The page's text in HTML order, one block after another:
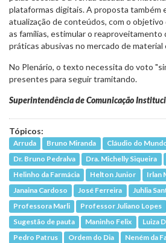
plataformas digitais. A proposta também
atualização de conteúdos, com o
as famílias, estimular o reaproveitamento
práticas abusivas no mercado de material
No Plenário, o texto necessita do voto
presentes para seguir tramitando.
Superintendência de Comunicação
Tópicos:
Arruda Bruno Miranda Cláudio do
Dr. Bruno Pedralva
Dra. Michelly Siqueira
Helinho da Farmácia
Helton Junior Irlan
Janaina Cardoso
José Ferreira Juhlia
Professora Marli
Professor Juliano Lopes
Sugestão de pauta
Maninho Felix Luiza
Pedro Patrus
Ordem do Dia Neném da